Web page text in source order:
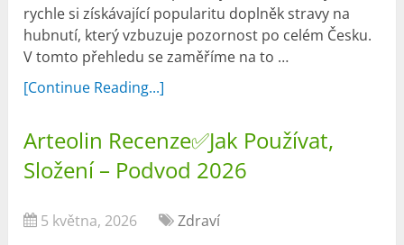
rychle si získávající popularitu doplněk stravy na
hubnutí, který vzbuzuje pozornost po celém Česku.
V tomto přehledu se zaměříme na to …
[Continue Reading...]
Arteolin Recenze✅Jak Používat,
Složení – Podvod 2026
5 května, 2026 Zdraví